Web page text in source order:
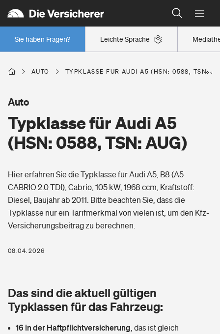
Leichte Sprache
Sie haben Fragen?
Wer versichert was: Jetzt Versicherer finden
Regionalklassen: So ist Ihre Region eingestuft
Wer versichert was: Jetzt Versicherer finden
Berufsunfähigkeitsversicherung
Erwerbsunfähigkeitsversicherung
Grundfähigkeitsversicherung
Arbeitsrechtsschutz
Berufshaftpflichtversicherung
Zur Übersicht
Tools
Wohnen
Elementarversicherung
Glasversicherung
Freizeit
Pri­vate Haft­pflicht­
Kinderunfall­ver­si­che­rung
Gesundheit
Private Krankenversicherung
Dread-Disease-Versicherung
Tierkrankenversicherung
AUTO TYPKLASSE FÜR AUDI A5 (HSN: 0588, TSN:
Typklasse für Audi A5
(HSN: 0588, TSN: AUG)
Auto
Hier erfahren Sie die Typklasse für Audi A5, B8 (A5
CABRIO 2.0 TDI), Cabrio, 105 kW, 1968 ccm, Kraftstoff:
Diesel, Baujahr ab 2011. Bitte beachten Sie, dass die
Typklasse nur ein Tarifmerkmal von vielen ist, um den Kfz-
Versicherungsbeitrag zu berechnen.
08.04.2026
Das sind die aktuell gültigen
Typklassen für das Fahrzeug:
16 in der Haftpflichtversicherung das ist gleich